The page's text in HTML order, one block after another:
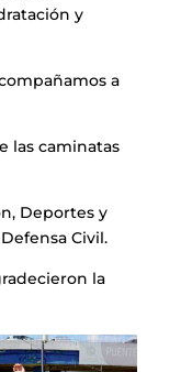
y
a
las caminatas
Deportes y
Civil.
la